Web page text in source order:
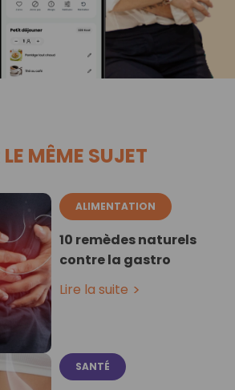
LE MÊME SUJET
ALIMENTATION
10 remèdes naturels
contre la gastro
Lire la suite
SANTÉ